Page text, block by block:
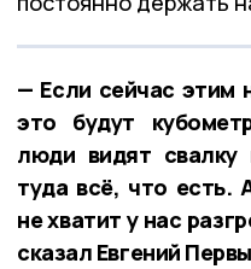
— Если сейчас этим
это будут
люди видят
туда всё, что есть.
не хватит у нас
сказал Евгений